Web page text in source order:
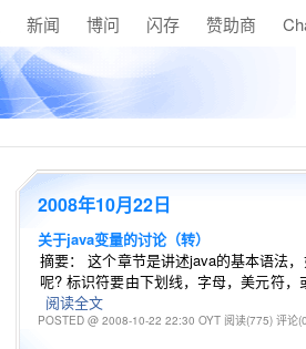
新闻 博问 闪存 赞助商
2008年10月22日
关于java变量的讨论（转）
摘要： 这个章节是讲述java的基本语法
呢? 标识符要由下划线，字母，美元符
阅读全文
POSTED @ 2008-10-22 22:30 OYT 阅读(775) 评论